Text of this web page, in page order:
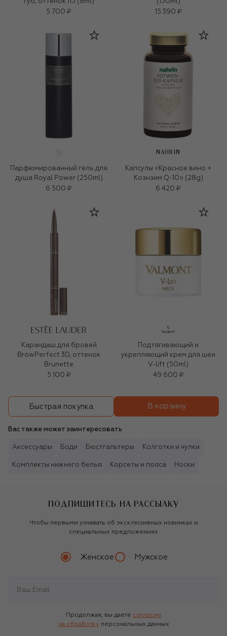
губ, оттенок 115 (8ml)
5 700 ₽
(150ml)
15 390 ₽
Парфюмированный гель для
душа Royal Power (250ml)
6 500 ₽
NAHRIN
Капсулы «Красное вино +
Коэнзим Q-10» (28g)
6 420 ₽
Карандаш для бровей
BrowPerfect 3D, оттенок
Brunette
5 100 ₽
Подтягивающий и
укрепляющий крем для шеи
V-lift (50ml)
49 600 ₽
Быстрая покупка В корзину
Вас также может заинтересовать
Аксессуары Боди Бюстгальтеры Колготки и чулки
Комплекты нижнего белья Корсеты и пояса Носки
ПОДПИШИТЕСЬ НА РАССЫЛКУ
Чтобы первыми узнавать об эксклюзивных новинках и
специальных предложениях
Женское Мужское
Продолжая, вы даете согласие
на обработку персональных данных